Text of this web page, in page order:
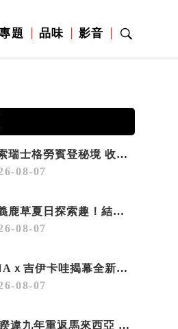
題 品味 影音
探索瑞士格勞賓登秘境 收藏六種阿爾卑斯夏日療癒之旅
08-07
嘉義鹿草夏日探索趣！結合科學、農場與自然的親子小旅行
08-07
ANAｘ吉伊卡哇揭幕全新彩繪機「Chiikawa JET」
08-07
F1睽違九年重返馬來西亞 三大國際賽事打造10月運動旅遊熱潮 賽車、自行車、路跑同週登場